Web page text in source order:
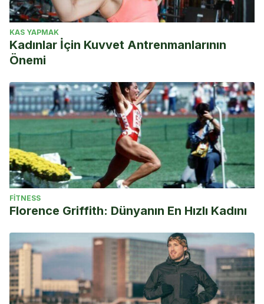
KAS YAPMAK
Kadınlar İçin Kuvvet Antrenmanlarının
Önemi
FITNESS
Florence Griffith: Dünyanın En Hızlı Kadını